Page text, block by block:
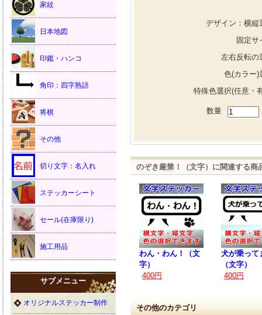
デザイン：横縦
固定サ
左右反転の
色(カラー)
特殊色選択(任意・
数量
のぞき厳禁！（文字）に関連する商
わん・わん！（文
字）
400円
犬が乗って
（文字）
400円
その他のカテゴリ
家紋
日本地図
印鑑・ハンコ
角印：四字熟語
将棋
その他
切り文字：名入れ
ステッカーシート
セール(在庫限り)
施工用品
サブメニュー
オリジナルステッカー制作